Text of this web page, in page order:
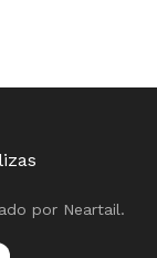
por Neartail.